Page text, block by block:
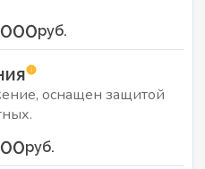
руб.
оснащен защитой
руб.